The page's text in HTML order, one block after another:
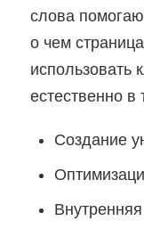
слова
о чем
использовать
естественно в
Создание